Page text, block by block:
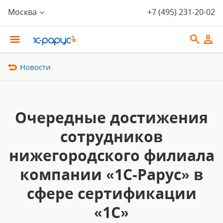
Москва +7 (495) 231-20-02
Новости
Очередные достижения
сотрудников
нижегородского филиала
компании «1С-Рарус» в
сфере сертификации
«1С»